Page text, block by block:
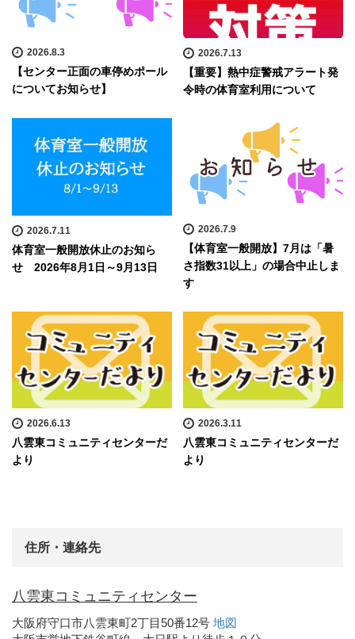
2026.8.3
【センター正面の車停めポール
についてお知らせ】
2026.7.13
【重要】熱中症警戒アラート発
令時の体育室利用について
2026.7.11
体育室一般開放休止のお知ら
せ 2026年8月1日～9月13日
2026.7.9
【体育室一般開放】7月は「暑
さ指数31以上」の場合中止しま
す
2026.6.13
八雲東コミュニティセンターだ
より
2026.3.11
八雲東コミュニティセンターだ
より
住所・連絡先
八雲東コミュニティセンター
大阪府守口市八雲東町2丁目50番12号 地図